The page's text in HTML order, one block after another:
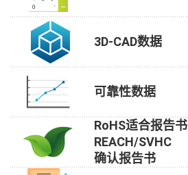
3D-CAD数据
可靠性数据
RoHS适合报告书
REACH/SVHC
确认报告书